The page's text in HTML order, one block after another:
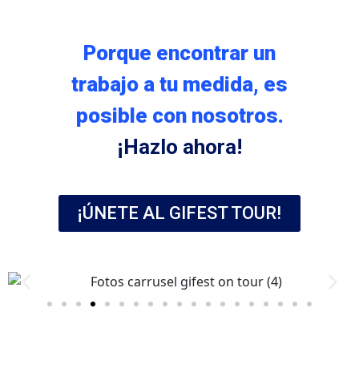
Porque encontrar un
trabajo a tu medida, es
posible con nosotros.
¡Hazlo ahora!
¡ÚNETE AL GIFEST TOUR!